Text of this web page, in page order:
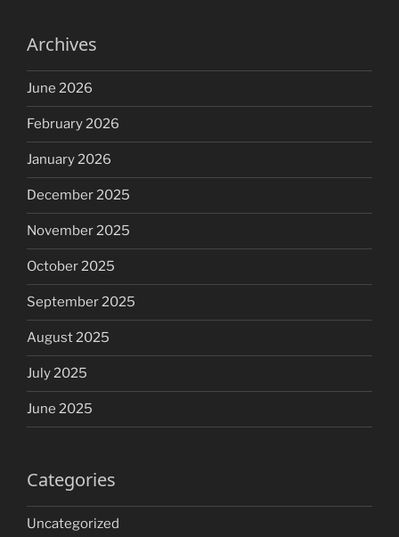
Archives
June 2026
February 2026
January 2026
December 2025
November 2025
October 2025
September 2025
August 2025
July 2025
June 2025
Categories
Uncategorized